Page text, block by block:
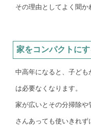
その理由としてよく聞か
家をコンパクトに
中高年になると、子ど
は必要なくなります。
家が広いとその分掃除や
さんあっても使いきれず